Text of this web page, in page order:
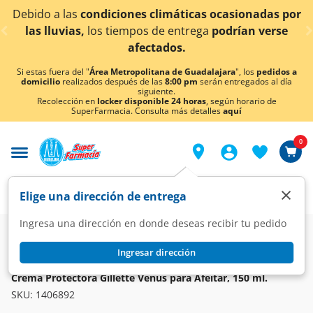
< div class="carousel-inner">
a lascondiciones climáticas ocasionadas por
lluvias,los tiempos de entregapodrían verse
afectados.
Si estas fuera del "Área Metropolitana de Guadalajara", los pedidos a
domicilio realizados después de las8:00 pm serán entregados al día
siguiente.
Recolección en locker disponible 24 horas, según horario de
SuperFarmacia. Consulta más detallesaquí
Elige una dirección de entrega
Ingresa una dirección en donde deseas recibir tu pedido
Ingresar dirección
×
0
Super Higiene y Belleza
Afeitado
Cremas para Afeitar y Depilar
GILLETTE
Crema Protectora Gillette Venus para Afeitar, 150 ml.
SKU: 1406892